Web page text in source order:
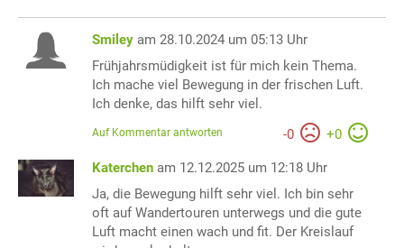
Smiley am 28.10.2024 um 05:13 Uhr
Frühjahrsmüdigkeit ist für mich kein Thema.
Ich mache viel Bewegung in der frischen Luft.
Ich denke, das hilft sehr viel.
-0 +0
Auf Kommentar antworten
Katerchen am 12.12.2025 um 12:18 Uhr
Ja, die Bewegung hilft sehr viel. Ich bin sehr
oft auf Wandertouren unterwegs und die gute
Luft macht einen wach und fit. Der Kreislauf